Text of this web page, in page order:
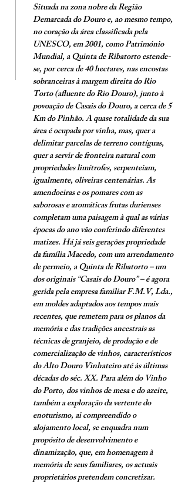
Situada na zona nobre da Região
Demarcada do Douro e, ao mesmo tempo,
no coração da área classificada pela
UNESCO, em 2001, como Património
Mundial, a Quinta de Ribatorto estende-
se, por cerca de 40 hectares, nas encostas
sobranceiras à margem direita do Rio
Torto (afluente do Rio Douro), junto à
povoação de Casais do Douro, a cerca de 5
Km do Pinhão. A quase totalidade da sua
área é ocupada por vinha, mas, quer a
delimitar parcelas de terreno contíguas,
quer a servir de fronteira natural com
propriedades limítrofes, serpenteiam,
igualmente, oliveiras centenárias. As
amendoeiras e os pomares com as
saborosas e aromáticas frutas durienses
completam uma paisagem à qual as várias
épocas do ano vão conferindo diferentes
matizes. Há já seis gerações propriedade
da família Macedo, com um arrendamento
de permeio, a Quinta de Ribatorto – um
dos originais “Casais do Douro” – é agora
gerida pela empresa familiar F.M.V, Lda.,
em moldes adaptados aos tempos mais
recentes, que remetem para os planos da
memória e das tradições ancestrais as
técnicas de granjeio, de produção e de
comercialização de vinhos, característicos
do Alto Douro Vinhateiro até às últimas
décadas do séc. XX. Para além do Vinho
do Porto, dos vinhos de mesa e do azeite,
também a exploração da vertente do
enoturismo, ai compreendido o
alojamento local, se enquadra num
propósito de desenvolvimento e
dinamização, que, em homenagem à
memória de seus familiares, os actuais
proprietários pretendem concretizar.